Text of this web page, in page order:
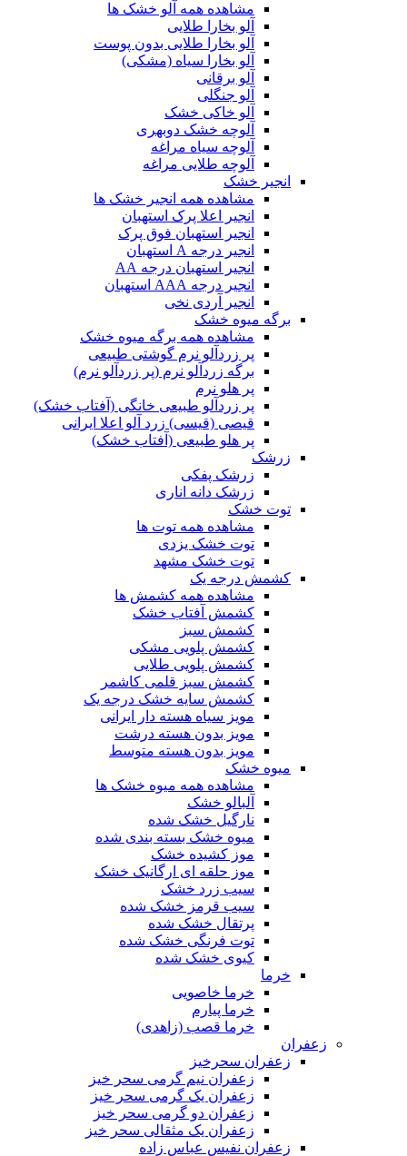
مشاهده همه آلو خشک ها
آلو بخارا طلایی
آلو بخارا طلایی بدون پوست
آلو بخارا سیاه (مشکی)
آلو برقانی
آلو جنگلی
آلو خاکی خشک
آلوچه خشک دوبهری
آلوچه سیاه مراغه
آلوچه طلایی مراغه
انجیر خشک
مشاهده همه انجیر خشک ها
انجیر اعلا پرک استهبان
انجیر استهبان فوق پرک
انجیر درجه A استهبان
انجیر استهبان درجه AA
انجیر درجه AAA استهبان
انجیر آردی نخی
برگه میوه خشک
مشاهده همه برگه میوه خشک
پر زردآلو نرم گوشتی طبیعی
برگه زردآلو نرم (پر زردآلو نرم)
پر هلو نرم
پر زردآلو طبیعی خانگی (آفتاب خشک)
قیصی (قیسی) زرد آلو اعلا ایرانی
پر هلو طبیعی (آفتاب خشک)
زرشک
زرشک پفکی
زرشک دانه اناری
توت خشک
مشاهده همه توت ها
توت خشک یزدی
توت خشک مشهد
کشمش درجه یک
مشاهده همه کشمش ها
کشمش آفتاب خشک
کشمش سبز
کشمش پلویی مشکی
کشمش پلویی طلایی
کشمش سبز قلمی کاشمر
کشمش سایه خشک درجه یک
مویز سیاه هسته دار ایرانی
مویز بدون هسته درشت
مویز بدون هسته متوسط
میوه خشک
مشاهده همه میوه خشک ها
آلبالو خشک
نارگیل خشک شده
میوه خشک بسته بندی شده
موز کشیده خشک
موز حلقه ای ارگانیک خشک
سیب زرد خشک
سیب قرمز خشک شده
پرتقال خشک شده
توت فرنگی خشک شده
کیوی خشک شده
خرما
خرما خاصویی
خرما پیارم
خرما قصب (زاهدی)
زعفران
زعفران سحرخیز
زعفران نیم گرمی سحر خیز
زعفران یک گرمی سحر خیز
زعفران دو گرمی سحر خیز
زعفران یک مثقالی سحر خیز
زعفران نفیس عباس زاده